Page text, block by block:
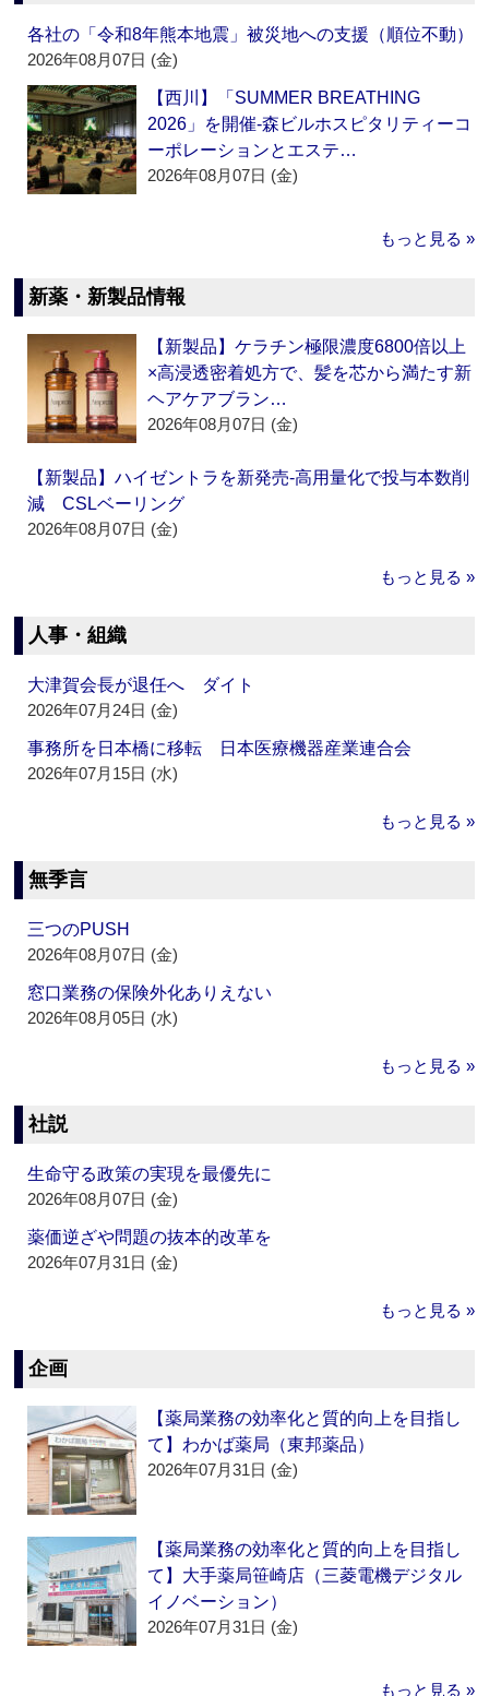
各社の「令和8年熊本地震」被災地への支援（順位不動）
2026年08月07日 (金)
【西川】「SUMMER BREATHING
2026」を開催‐森ビルホスピタリティーコ
ーポレーションとエステ…
2026年08月07日 (金)
もっと見る »
新薬・新製品情報
【新製品】ケラチン極限濃度6800倍以上
×高浸透密着処方で、髪を芯から満たす新
ヘアケアブラン…
2026年08月07日 (金)
【新製品】ハイゼントラを新発売‐高用量化で投与本数削
減 CSLベーリング
2026年08月07日 (金)
もっと見る »
人事・組織
大津賀会長が退任へ ダイト
2026年07月24日 (金)
事務所を日本橋に移転 日本医療機器産業連合会
2026年07月15日 (水)
もっと見る »
無季言
三つのPUSH
2026年08月07日 (金)
窓口業務の保険外化ありえない
2026年08月05日 (水)
もっと見る »
社説
生命守る政策の実現を最優先に
2026年08月07日 (金)
薬価逆ざや問題の抜本的改革を
2026年07月31日 (金)
もっと見る »
企画
【薬局業務の効率化と質的向上を目指し
て】わかば薬局（東邦薬品）
2026年07月31日 (金)
【薬局業務の効率化と質的向上を目指し
て】大手薬局笹崎店（三菱電機デジタル
イノベーション）
2026年07月31日 (金)
もっと見る »